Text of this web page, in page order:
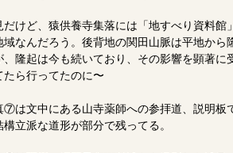
けど、猿供養寺集落には「地すべり資料館
域なんだろう。後背地の関田山脈は平地から
、隆起は今も続いており、その影響を顕著に
たら行ってたのに〜
は文中にある山寺薬師への参拝道、説明板
構立派な道形が部分で残ってる。